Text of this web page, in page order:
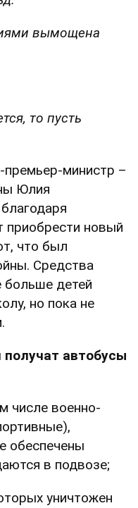
вымощена
то пусть
министр –
Юлия
приобрести новый
что был
Средства
больше детей
но пока не
получат автобусы
числе военно-
обеспечены
в подвозе;
уничтожен